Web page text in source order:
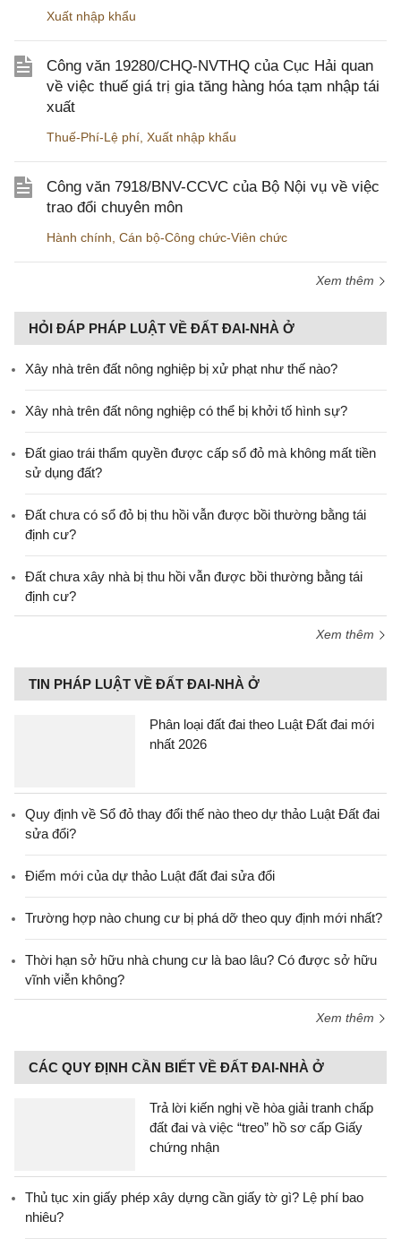
Xuất nhập khẩu
Công văn 19280/CHQ-NVTHQ của Cục Hải quan
về việc thuế giá trị gia tăng hàng hóa tạm nhập tái
xuất
Thuế-Phí-Lệ phí Xuất nhập khẩu
Công văn 7918/BNV-CCVC của Bộ Nội vụ về việc
trao đổi chuyên môn
Hành chính Cán bộ-Công chức-Viên chức
Xem thêm
HỎI ĐÁP PHÁP LUẬT VỀ ĐẤT ĐAI-NHÀ Ở
Xây nhà trên đất nông nghiệp bị xử phạt như thế nào?
Xây nhà trên đất nông nghiệp có thể bị khởi tố hình sự?
Đất giao trái thẩm quyền được cấp sổ đỏ mà không mất tiền
sử dụng đất?
Đất chưa có sổ đỏ bị thu hồi vẫn được bồi thường bằng tái
định cư?
Đất chưa xây nhà bị thu hồi vẫn được bồi thường bằng tái
định cư?
Xem thêm
TIN PHÁP LUẬT VỀ ĐẤT ĐAI-NHÀ Ở
Phân loại đất đai theo Luật Đất đai mới
nhất 2026
Quy định về Sổ đỏ thay đổi thế nào theo dự thảo Luật Đất đai
sửa đổi?
Điểm mới của dự thảo Luật đất đai sửa đổi
Trường hợp nào chung cư bị phá dỡ theo quy định mới nhất?
Thời hạn sở hữu nhà chung cư là bao lâu? Có được sở hữu
vĩnh viễn không?
Xem thêm
CÁC QUY ĐỊNH CẦN BIẾT VỀ ĐẤT ĐAI-NHÀ Ở
Trả lời kiến nghị về hòa giải tranh chấp
đất đai và việc “treo” hồ sơ cấp Giấy
chứng nhận
Thủ tục xin giấy phép xây dựng cần giấy tờ gì? Lệ phí bao
nhiêu?